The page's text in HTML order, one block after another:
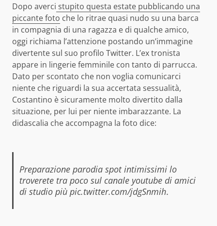
Dopo averci stupito questa estate pubblicando una
piccante foto che lo ritrae quasi nudo su una barca
in compagnia di una ragazza e di qualche amico,
oggi richiama l’attenzione postando un’immagine
divertente sul suo profilo Twitter. L’ex tronista
appare in lingerie femminile con tanto di parrucca.
Dato per scontato che non voglia comunicarci
niente che riguardi la sua accertata sessualità,
Costantino è sicuramente molto divertito dalla
situazione, per lui per niente imbarazzante. La
didascalia che accompagna la foto dice:
Preparazione parodia spot intimissimi lo
troverete tra poco sul canale youtube di amici
di studio più pic.twitter.com/jdgSnmih.